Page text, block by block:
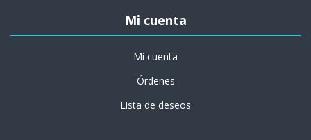
Mi cuenta
Mi cuenta
Órdenes
Lista de deseos